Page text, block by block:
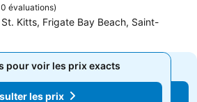
évaluations)
Kitts, Frigate Bay Beach, Saint-
pour voir les prix exacts
les prix
pour voir les prix exacts
les prix